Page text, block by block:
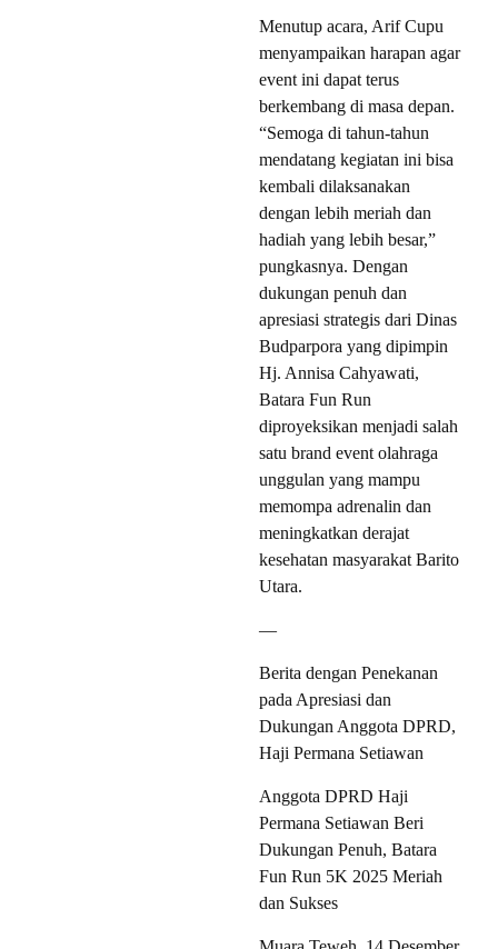
Menutup acara, Arif Cupu
menyampaikan harapan agar
event ini dapat terus
berkembang di masa depan.
“Semoga di tahun-tahun
mendatang kegiatan ini bisa
kembali dilaksanakan
dengan lebih meriah dan
hadiah yang lebih besar,”
pungkasnya. Dengan
dukungan penuh dan
apresiasi strategis dari Dinas
Budparpora yang dipimpin
Hj. Annisa Cahyawati,
Batara Fun Run
diproyeksikan menjadi salah
satu brand event olahraga
unggulan yang mampu
memompa adrenalin dan
meningkatkan derajat
kesehatan masyarakat Barito
Utara.
—
Berita dengan Penekanan
pada Apresiasi dan
Dukungan Anggota DPRD,
Haji Permana Setiawan
Anggota DPRD Haji
Permana Setiawan Beri
Dukungan Penuh, Batara
Fun Run 5K 2025 Meriah
dan Sukses